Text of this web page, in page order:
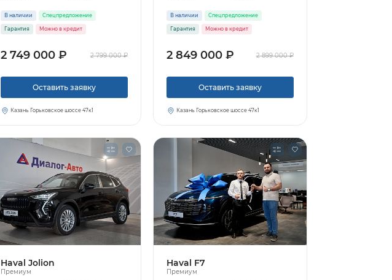
В наличии Спецпредложение
Гарантия Можно в кредит
2 749 000 ₽ 2 799 000 ₽
Оставить заявку
Казань Горьковское шоссе 47к1
В наличии Спецпредложение
Гарантия Можно в кредит
2 849 000 ₽ 2 899 000 ₽
Оставить заявку
Казань Горьковское шоссе 47к1
Haval Jolion
Премиум
Haval F7
Премиум